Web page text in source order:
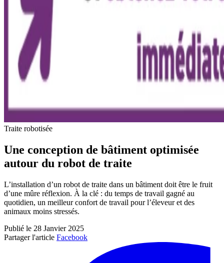
Traite robotisée
Une conception de bâtiment optimisée
autour du robot de traite
L’installation d’un robot de traite dans un bâtiment doit être le fruit
d’une mûre réflexion. À la clé : du temps de travail gagné au
quotidien, un meilleur confort de travail pour l’éleveur et des
animaux moins stressés.
Publié le 28 Janvier 2025
Partager l'article Facebook